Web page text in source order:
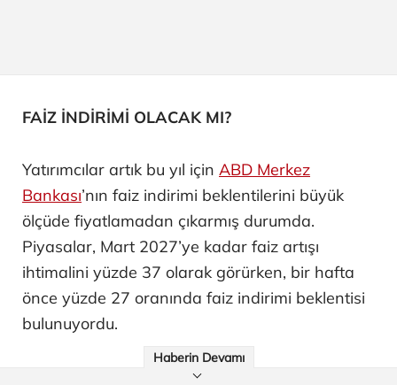
FAİZ İNDİRİMİ OLACAK MI?
Yatırımcılar artık bu yıl için ABD Merkez
Bankası’nın faiz indirimi beklentilerini büyük
ölçüde fiyatlamadan çıkarmış durumda.
Piyasalar, Mart 2027’ye kadar faiz artışı
ihtimalini yüzde 37 olarak görürken, bir hafta
önce yüzde 27 oranında faiz indirimi beklentisi
bulunuyordu.
Haberin Devamı